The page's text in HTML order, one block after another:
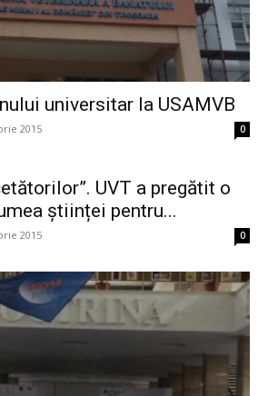
universitar la USAMVB
2015 0
UVT a pregătit o
științei pentru...
2015 0